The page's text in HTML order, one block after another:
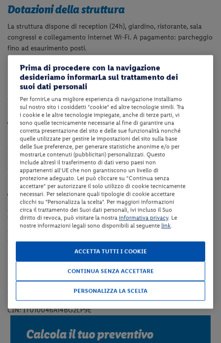
Dotazioni della struttura
La struttura dispone di reception (24h), giardino, ristorante, sala
congressi e collegamento internet Wi-Fi. A pagamento: parcheggio
fino ad esaurimento posti.
Camere
Le camere (ca. 19-20mq) dispongono di servizi privati, TV e
collegamento internet.
Area benessere (a pagamento)
L'accesso all'area benessere è a pagamento e comprende bagno
talasso, idromassaggio e sauna (Euro 18.00 per persona per
ingresso di 90 minuti da pagare in loco - l'ingresso è vietato ai
minori di 14 anni).
Animali
Animale domestico di max. 10kg ammesso a pagamento (Euro
13.00 al giorno da pagare in loco - non ammesso nelle aree
comuni). E' obbligatoria la selezione dell'opzione aggiuntiva in
fase di prenotazione.
Culla
Culla gratuita fino ad esaurimento. E' obbligatoria la selezione
dell'opzione aggiuntiva in fase di prenotazione.
CIN: IT010046A14BG2LP9E
Calcola il tuo preventivo
Prima di procedere con la navigazione
desideriamo informarLa sul trattamento dei
suoi dati personali
Per fornirLe una migliore esperienza di navigazione installiamo
sul nostro sito i cosiddetti "cookie" ed altre tecnologie simili. Tra
i cookie e le altre tecnologie impiegate, anche di terze parti, vi
sono quelle tecnicamente necessarie al fine di garantire una
corretta presentazione del sito e delle sue funzionalità nonché
quelle utilizzate per gestire le impostazioni del sito sulla base
delle Sue preferenze, per generare statistiche anonime e/o per
mostrarLe contenuti (pubblicitari) personalizzati. Questo
include altresì il trasferimento di dati verso paesi non
appartenenti all'UE che non garantiscono un livello di
protezione adeguato. Lei può cliccare su “Continua senza
accettare” per autorizzare il solo utilizzo di cookie tecnicamente
necessari. Per selezionare quali tipologie di cookie accettare
clicchi su "Personalizza la scelta". Per maggiori informazioni
circa il trattamento dei Suoi dati personali, ivi incluso il Suo
diritto di revoca, può visitare la nostra informativa privacy. Le
nostre informazioni legali sono disponibili al seguente link.
ACCETTA TUTTI I COOKIE
CONTINUA SENZA ACCETTARE
PERSONALIZZA LA SCELTA